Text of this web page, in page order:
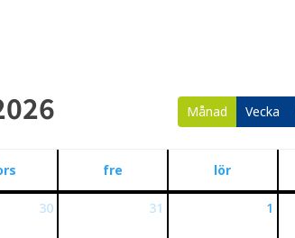
Månad Vecka
fre lör
30 31 1